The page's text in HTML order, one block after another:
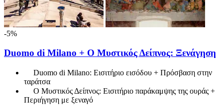
-5%
Duomo di Milano + Ο Μυστικός Δείπνος: Ξενάγηση
Duomo di Milano: Εισιτήριο εισόδου + Πρόσβαση στην
ταράτσα
Ο Μυστικός Δείπνος: Εισιτήριο παράκαμψης της ουράς +
Περιήγηση με ξεναγό